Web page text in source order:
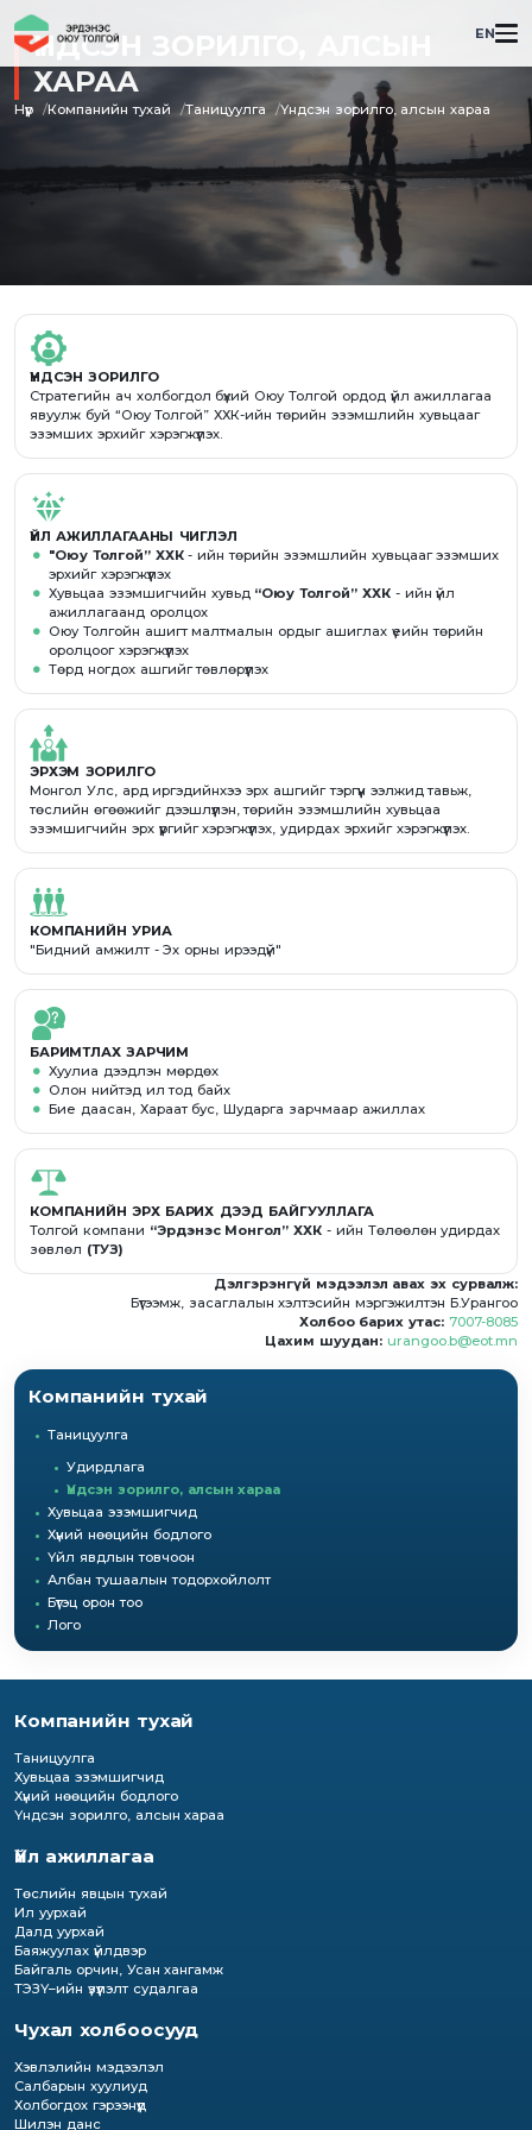
EN
ҮНДСЭН ЗОРИЛГО, АЛСЫН
ХАРАА
Нүүр Компанийн тухай Таницуулга Үндсэн зорилго, алсын хараа
ҮНДСЭН ЗОРИЛГО
Стратегийн ач холбогдол бүхий Оюу Толгой ордод үйл ажиллагаа
явуулж буй “Оюу Толгой” ХХК-ийн төрийн эзэмшлийн хувьцааг
эзэмших эрхийг хэрэгжүүлэх.
ҮЙЛ АЖИЛЛАГААНЫ ЧИГЛЭЛ
"Оюу Толгой” ХХК- ийн төрийн эзэмшлийн хувьцааг эзэмших
эрхийг хэрэгжүүлэх
Хувьцаа эзэмшигчийн хувьд “Оюу Толгой” ХХК - ийн үйл
ажиллагаанд оролцох
Оюу Толгойн ашигт малтмалын ордыг ашиглах үеийн төрийн
оролцоог хэрэгжүүлэх
Төрд ногдох ашгийг төвлөрүүлэх
ЭРХЭМ ЗОРИЛГО
Монгол Улс, ард иргэдийнхээ эрх ашгийг тэргүүн ээлжид тавьж,
төслийн өгөөжийг дээшлүүлэн, төрийн эзэмшлийн хувьцаа
эзэмшигчийн эрх үүргийг хэрэгжүүлэх, удирдах эрхийг хэрэгжүүлэх.
КОМПАНИЙН УРИА
"Бидний амжилт - Эх орны ирээдүй"
БАРИМТЛАХ ЗАРЧИМ
Хуулиа дээдлэн мөрдөх
Олон нийтэд ил тод байх
Бие даасан, Хараат бус, Шударга зарчмаар ажиллах
КОМПАНИЙН ЭРХ БАРИХ ДЭЭД БАЙГУУЛЛАГА
Толгой компани “Эрдэнэс Монгол” ХХК- ийн Төлөөлөн удирдах
зөвлөл (ТУЗ)
Дэлгэрэнгүй мэдээлэл авах эх сурвалж:
Бүтээмж, засаглалын хэлтэсийн мэргэжилтэн Б.Урангоо
Холбоо барих утас: 7007-8085
Цахим шуудан: urangoo.b@eot.mn
Компанийн тухай
Таницуулга
Удирдлага
Үндсэн зорилго, алсын хараа
Хувьцаа эзэмшигчид
Хүний нөөцийн бодлого
Үйл явдлын товчоон
Албан тушаалын тодорхойлолт
Бүтэц орон тоо
Лого
Компанийн тухай
Таницуулга
Хувьцаа эзэмшигчид
Хүний нөөцийн бодлого
Үндсэн зорилго, алсын хараа
Үйл ажиллагаа
Төслийн явцын тухай
Ил уурхай
Далд уурхай
Баяжуулах үйлдвэр
Байгаль орчин, Усан хангамж
ТЭЗҮ–ийн үзүүлэлт судалгаа
Чухал холбоосууд
Хэвлэлийн мэдээлэл
Салбарын хуулиуд
Холбогдох гэрээнүүд
Шилэн данс